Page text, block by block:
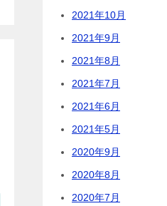
2021年10月
2021年9月
2021年8月
2021年7月
2021年6月
2021年5月
2020年9月
2020年8月
2020年7月